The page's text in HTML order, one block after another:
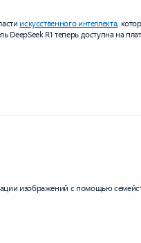
искусственного интеллекта,
R1 теперь доступна на
изображений с помощью